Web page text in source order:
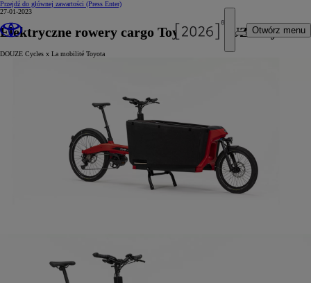
Przejdź do głównej zawartości (Press Enter)
Otwórz menu
27-01-2023
Elektryczne rowery cargo Toyoty i DOUZE Cycles
DOUZE Cycles x La mobilité Toyota